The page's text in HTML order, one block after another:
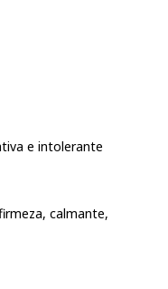
e intolerante
calmante,